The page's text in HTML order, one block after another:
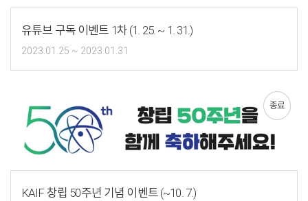
유튜브 구독 이벤트 1차 (1. 25. ~ 1. 31.)
2023.01.25 ~ 2023.01.31
KAIF 창립 50주년 기념 이벤트 (~10. 7.)
종료